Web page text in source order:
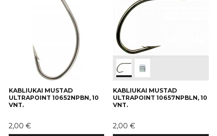
KABLIUKAI MUSTAD
ULTRAPOINT 10652NPBN, 10
VNT.
Kaina
2,00 €
KABLIUKAI MUSTAD
ULTRAPOINT 10657NPBLN, 10
VNT.
Kaina
2,00 €